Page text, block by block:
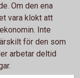
Om den ena
vara klokt att
Inte
för den som
arbetar deltid